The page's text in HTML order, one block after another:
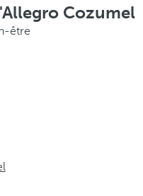
Cozumel
être